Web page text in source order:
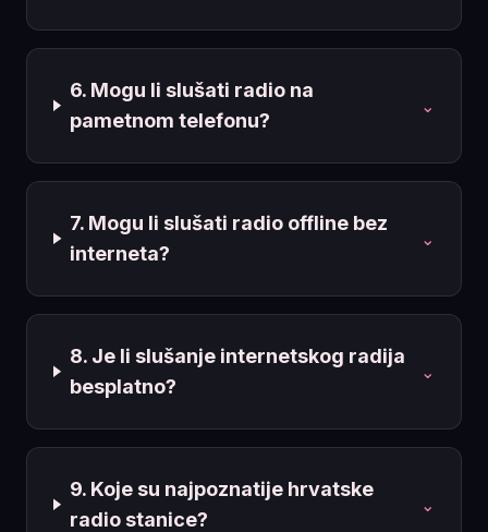
6. Mogu li slušati radio na
pametnom telefonu?
⌄
7. Mogu li slušati radio offline bez
interneta?
⌄
8. Je li slušanje internetskog radija
besplatno?
⌄
9. Koje su najpoznatije hrvatske
radio stanice?
⌄